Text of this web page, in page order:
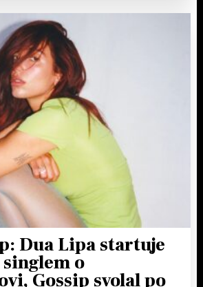
Dua Lipa startuje
o
Gossip svolal po